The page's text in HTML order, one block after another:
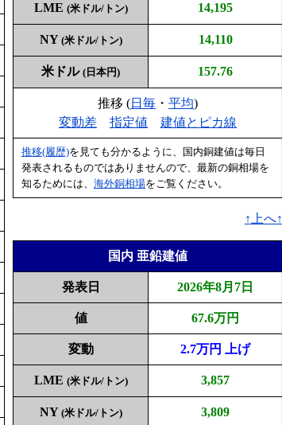
LME (米ドル/トン) 14,195
NY (米ドル/トン) 14,110
米ドル (日本円) 157.76
推移 (日毎 ・ 平均)
変動差
指定値 建値とピカ線
推移(履歴)を見ても分かるように、国内銅建値は毎日
発表されるものではありませんので、最新の銅相場を
知るためには、 海外銅相場をご覧ください。
↑上へ↑
国内 亜鉛建値
発表日 2026年8月7日
値 67.6万円
変動 2.7万円 上げ
LME (米ドル/トン) 3,857
NY (米ドル/トン) 3,809